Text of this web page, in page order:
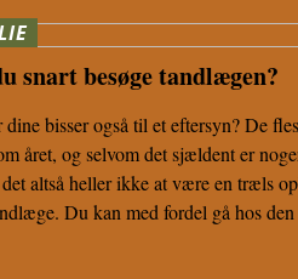
snart besøge tandlægen?
bisser også til et eftersyn? De
året, og selvom det sjældent er
altså heller ikke at være en træls
Du kan med fordel gå hos